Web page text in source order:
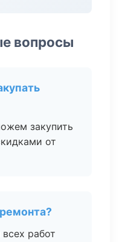
вопросы
закупить
от
работ